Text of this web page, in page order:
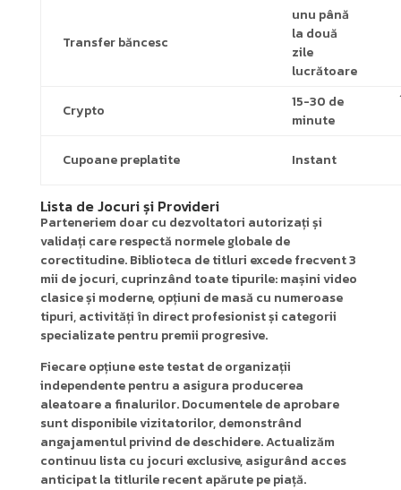
Transfer băncesc
unu până
la două
zile
lucrătoare
Crypto
15-30 de
minute
Cupoane preplatite Instant
Lista de Jocuri și Provideri
Parteneriem doar cu dezvoltatori autorizați și
validați care respectă normele globale de
corectitudine. Biblioteca de titluri excede frecvent 3
mii de jocuri, cuprinzând toate tipurile: mașini video
clasice și moderne, opțiuni de masă cu numeroase
tipuri, activități în direct profesionist și categorii
specializate pentru premii progresive.
Fiecare opțiune este testat de organizații
independente pentru a asigura producerea
aleatoare a finalurilor. Documentele de aprobare
sunt disponibile vizitatorilor, demonstrând
angajamentul privind de deschidere. Actualizăm
continuu lista cu jocuri exclusive, asigurând acces
anticipat la titlurile recent apărute pe piață.